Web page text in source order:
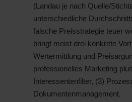
(Landau je nach Quelle/
unterschiedliche
falsche Preisstrategie teuer
bringt meist drei konkrete
Wertermittlung und
professionelles Marketing plus
Interessentenfilter, (3)
Dokumentenmanagement.